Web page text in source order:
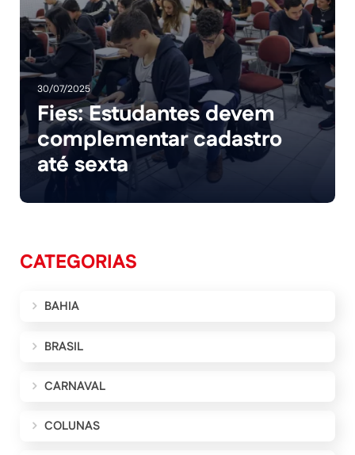
30/07/2025
Fies: Estudantes devem
complementar cadastro
até sexta
CATEGORIAS
BAHIA
BRASIL
CARNAVAL
COLUNAS